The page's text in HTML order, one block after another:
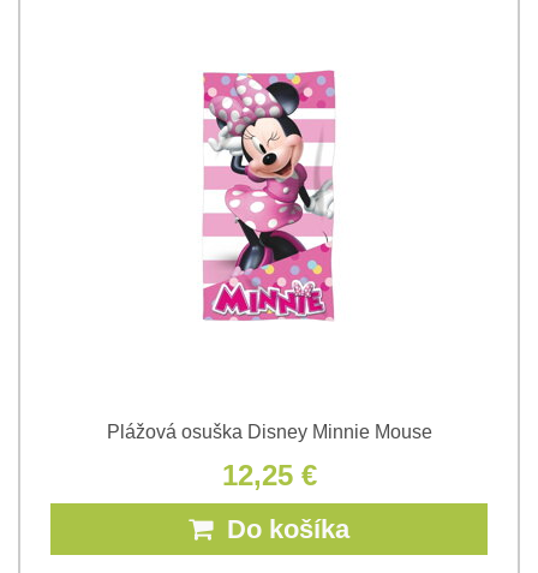
Plážová osuška Disney Minnie Mouse
12,25 €
Do košíka